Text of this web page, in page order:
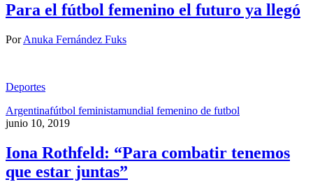
Para el fútbol femenino el futuro ya llegó
PorAnuka Fernández Fuks
Deportes
Argentinafútbol feministamundial femenino de futbol
junio 10, 2019
Iona Rothfeld: “Para combatir tenemos
que estar juntas”